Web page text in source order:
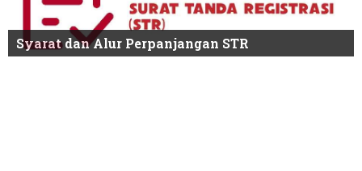
Syarat Pengajuan KTA atau NIRA PPNI
Syarat dan Alur Perpanjangan STR